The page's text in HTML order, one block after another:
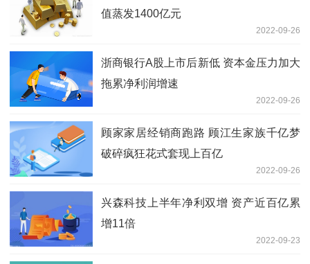
值蒸发1400亿元
2022-09-26
浙商银行A股上市后新低 资本金压力加大
拖累净利润增速
2022-09-26
顾家家居经销商跑路 顾江生家族千亿梦
破碎疯狂花式套现上百亿
2022-09-26
兴森科技上半年净利双增 资产近百亿累
增11倍
2022-09-23